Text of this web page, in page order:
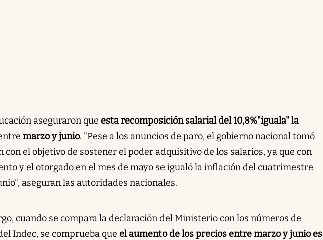
aseguraron que esta recomposición salarial del 10,8%"iguala" la
marzo y junio. "Pese a los anuncios de paro, el gobierno nacional tomó
con el objetivo de sostener el poder adquisitivo de los salarios, ya que con
y el otorgado en el mes de mayo se igualó la inflación del cuatrimestre
aseguran las autoridades nacionales.
cuando se compara la declaración del Ministerio con los números de
Indec, se comprueba que el aumento de los precios entre marzo y junio es